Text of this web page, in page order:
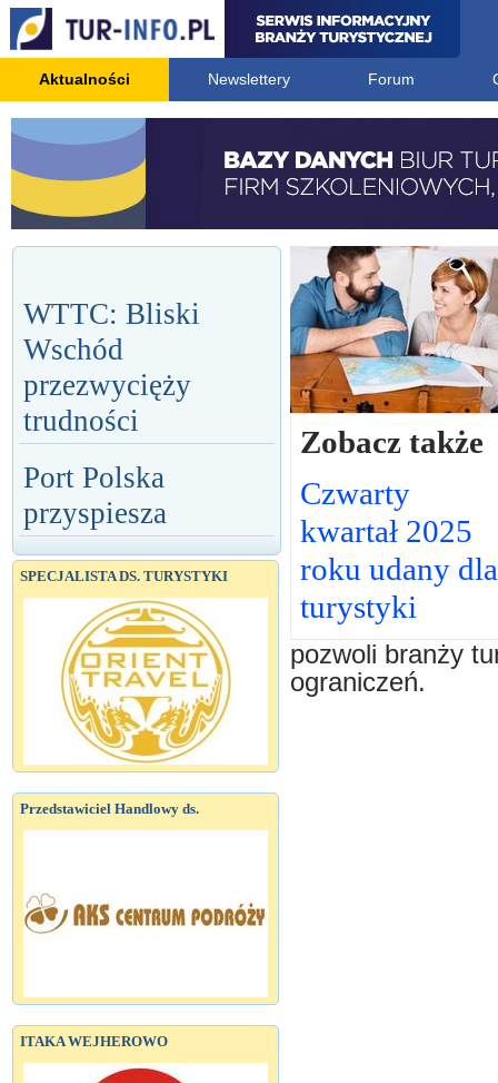
Aktualności Newslettery Forum
WTTC: Bliski
Wschód
przezwycięży
trudności
Port Polska
przyspiesza
SPECJALISTA DS. TURYSTYKI
Przedstawiciel Handlowy ds.
ITAKA WEJHEROWO
Zobacz także
Czwarty
kwartał 2025
roku udany dla
turystyki
pozwoli branży
ograniczeń.